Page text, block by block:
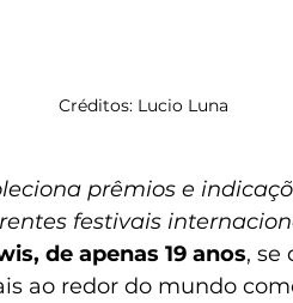
Créditos: Lucio Luna
prêmios e
festivais
de apenas 19 anos, se
ao redor do mundo